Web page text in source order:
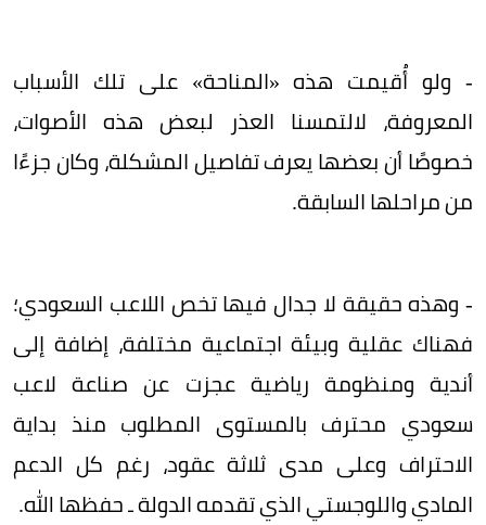
- ولو أُقيمت هذه «المناحة» على تلك الأسباب
المعروفة، لالتمسنا العذر لبعض هذه الأصوات،
خصوصًا أن بعضها يعرف تفاصيل المشكلة، وكان جزءًا
من مراحلها السابقة.
- وهذه حقيقة لا جدال فيها تخص اللاعب السعودي؛
فهناك عقلية وبيئة اجتماعية مختلفة، إضافة إلى
أندية ومنظومة رياضية عجزت عن صناعة لاعب
سعودي محترف بالمستوى المطلوب منذ بداية
الاحتراف وعلى مدى ثلاثة عقود، رغم كل الدعم
المادي واللوجستي الذي تقدمه الدولة ـ حفظها الله.